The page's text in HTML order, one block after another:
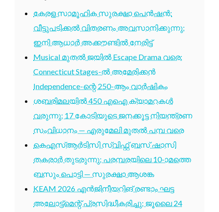
കേരള സാമൂഹിക സുരക്ഷാ പെൻഷൻ:
വീട്ടുപടിക്കൽ വിതരണം അവസാനിക്കുന്നു;
ഇനി ആധാർ അക്കൗണ്ടിൽ നേരിട്ട്
Musical മുതൽ ജയിൽ Escape Drama വരെ:
Connecticut Stages-ൽ അമേരിക്കൻ
Independence-ന്റെ 250-ആം വാർഷികം
ശബരിമലയിൽ 450 എഐ ക്യാമറകൾ
വരുന്നു; 17 കോടിയുടെ ജനക്കൂട്ട നിയന്ത്രണ
സംവിധാനം — എരുമേലി മുതൽ പമ്പ വരെ
കെഎസ്ആർടിസി സ്വിഫ്റ്റ് ബസ് ഷാസി
തകരാർ തുടരുന്നു; പരമ്പരയിലെ 10-ാമത്തെ
ബസും പൊട്ടി — സുരക്ഷാ ആശങ്ക
KEAM 2026 എൻജിനീയറിങ് രണ്ടാം ഘട്ട
അലോട്ട്മെന്റ് പ്രസിദ്ധീകരിച്ചു; ജൂലൈ 24